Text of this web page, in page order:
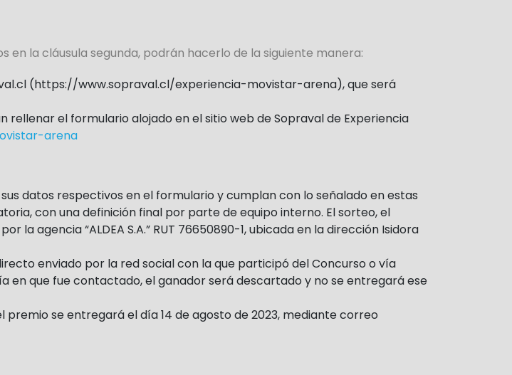
en la cláusula segunda, podrán hacerlo de la siguiente manera:
(https://www.sopraval.cl/experiencia-movistar-arena), que será
el formulario alojado en el sitio web de Sopraval de Experiencia
arena
datos respectivos en el formulario y cumplan con lo señalado en estas
con una definición final por parte de equipo interno. El sorteo, el
agencia “ALDEA S.A.” RUT 76650890-1, ubicada en la dirección Isidora
enviado por la red social con la que participó del Concurso o vía
en que fue contactado, el ganador será descartado y no se entregará ese
se entregará el día 14 de agosto de 2023, mediante correo